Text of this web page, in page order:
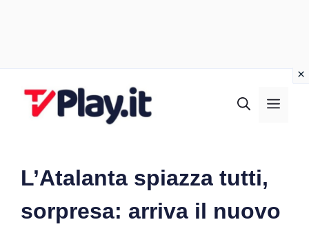
L’Atalanta spiazza tutti,
sorpresa: arriva il nuovo